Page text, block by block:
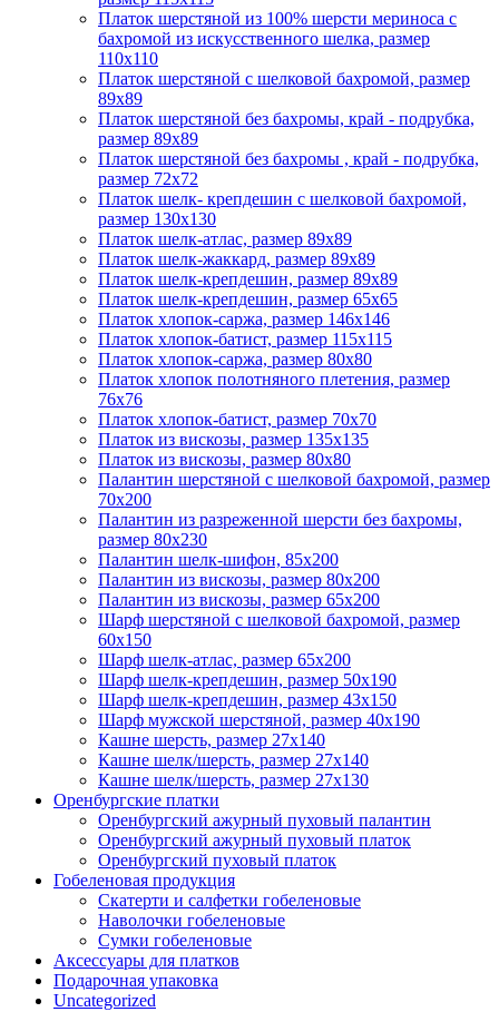
Платок шерстяной из 100% шерсти мериноса с
бахромой из искусственного шелка, размер
110х110
Платок шерстяной с шелковой бахромой, размер
89x89
Платок шерстяной без бахромы, край - подрубка,
размер 89х89
Платок шерстяной без бахромы , край - подрубка,
размер 72х72
Платок шелк- крепдешин с шелковой бахромой,
размер 130х130
Платок шелк-атлас, размер 89x89
Платок шелк-жаккард, размер 89х89
Платок шелк-крепдешин, размер 89x89
Платок шелк-крепдешин, размер 65x65
Платок хлопок-саржа, размер 146х146
Платок хлопок-батист, размер 115х115
Платок хлопок-саржа, размер 80х80
Платок хлопок полотняного плетения, размер
76х76
Платок хлопок-батист, размер 70х70
Платок из вискозы, размер 135х135
Платок из вискозы, размер 80х80
Палантин шерстяной с шелковой бахромой, размер
70x200
Палантин из разреженной шерсти без бахромы,
размер 80х230
Палантин шелк-шифон, 85х200
Палантин из вискозы, размер 80х200
Палантин из вискозы, размер 65х200
Шарф шерстяной с шелковой бахромой, размер
60x150
Шарф шелк-атлас, размер 65х200
Шарф шелк-крепдешин, размер 50x190
Шарф шелк-крепдешин, размер 43х150
Шарф мужской шерстяной, размер 40х190
Кашне шерсть, размер 27х140
Кашне шелк/шерсть, размер 27х140
Кашне шелк/шерсть, размер 27х130
Оренбургские платки
Оренбургский ажурный пуховый палантин
Оренбургский ажурный пуховый платок
Оренбургский пуховый платок
Гобеленовая продукция
Скатерти и салфетки гобеленовые
Наволочки гобеленовые
Сумки гобеленовые
Аксессуары для платков
Подарочная упаковка
Uncategorized